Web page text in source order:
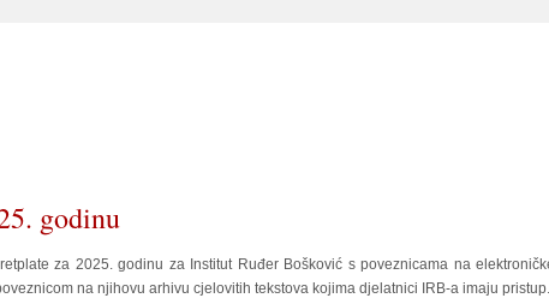
godinu
za 2025. godinu za Institut Ruđer Bošković s poveznicama na
na njihovu arhivu cjelovitih tekstova kojima djelatnici IRB-a imaju pristup.